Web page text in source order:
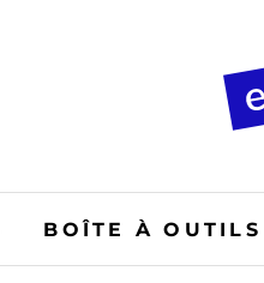
BOÎTE À OUTILS